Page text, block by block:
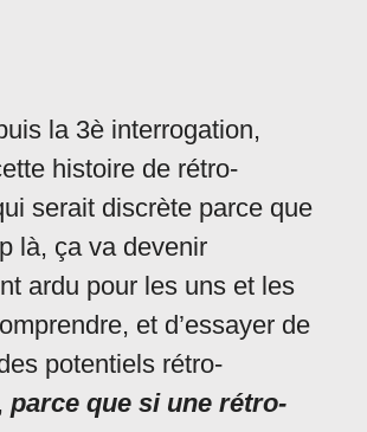
la 3è interrogation,
histoire de rétro-
serait discrète parce que
là, ça va devenir
ardu pour les uns et les
et d’essayer de
potentiels rétro-
parce que si une rétro-